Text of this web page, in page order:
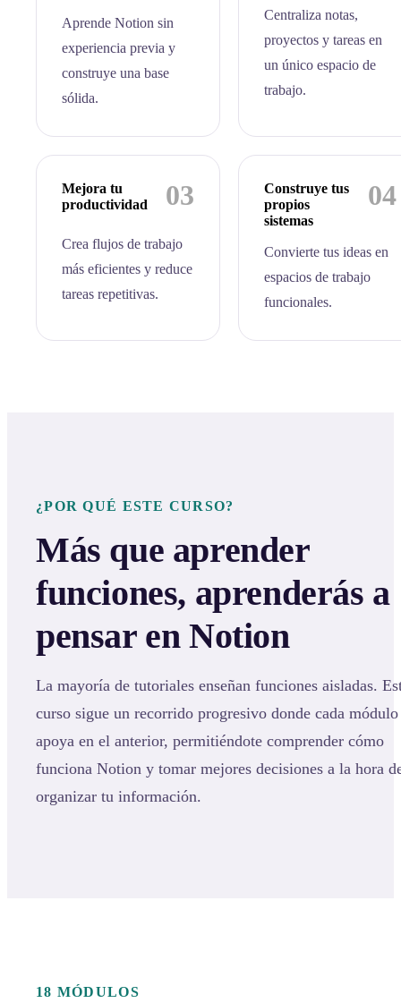
Aprende Notion sin
experiencia previa y
construye una base
sólida.
Centraliza notas,
proyectos y tareas en
un único espacio de
trabajo.
03
Mejora tu
productividad
Crea flujos de trabajo
más eficientes y reduce
tareas repetitivas.
04
Construye tus
propios
sistemas
Convierte tus ideas en
espacios de trabajo
funcionales.
¿POR QUÉ ESTE CURSO?
Más que aprender
funciones, aprenderás a
pensar en Notion
La mayoría de tutoriales enseñan funciones aisladas.
curso sigue un recorrido progresivo donde cada módulo
apoya en el anterior, permitiéndote comprender cómo
funciona Notion y tomar mejores decisiones a la hora
organizar tu información.
18 MÓDULOS